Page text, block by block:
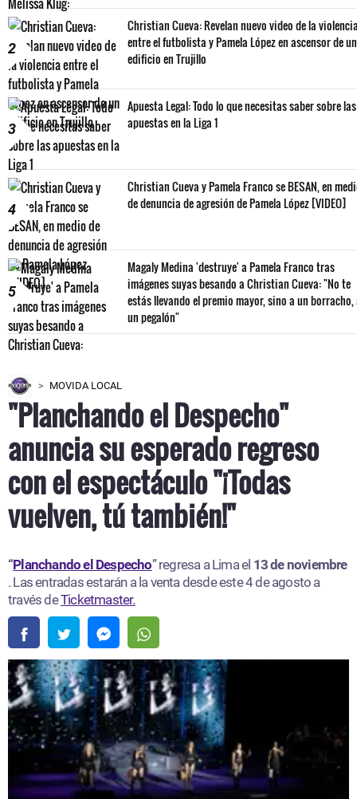
2
Christian Cueva: Revelan nuevo video de la
entre el futbolista y Pamela López en ascensor de un
edificio en Trujillo
3
Apuesta Legal: Todo lo que necesitas saber sobre las
apuestas en la Liga 1
4
Christian Cueva y Pamela Franco se BESAN, en
de denuncia de agresión de Pamela López [VIDEO]
5
Magaly Medina 'destruye' a Pamela Franco tras
imágenes suyas besando a Christian Cueva: "No te
estás llevando el premio mayor, sino a un borracho,
un pegalón"
MOVIDA LOCAL
"Planchando el Despecho"
anuncia su esperado regreso
con el espectáculo "¡Todas
vuelven, tú también!"
“Planchando el Despecho” regresa a Lima el 13 de noviembre
. Las entradas estarán a la venta desde este 4 de agosto a
través deTicketmaster.